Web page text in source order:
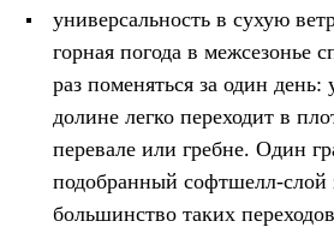
Баск в вашем городе
Контроль качества
Технологии
Команда Баск
Сотрудничество
Дилерам
Корпоративным клиентам
Услуги
универсальность в сухую
горная погода в межсезонье
раз поменяться за один
долине легко переходит в
перевале или гребне. Один
подобранный софтшелл-слой
большинство таких